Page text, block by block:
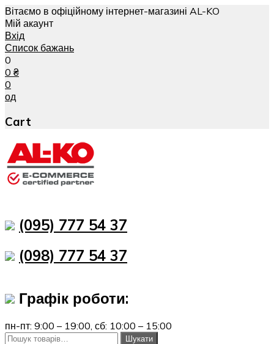
Вітаємо в офіційному інтернет-магазині AL-KO
Мій акаунт
Вхід
Список бажань
0
0 ₴
0
од
Cart
(095) 777 54 37
(098) 777 54 37
Графік роботи:
пн-пт: 9:00 – 19:00, сб: 10:00 – 15:00
Шукати:
Шукати